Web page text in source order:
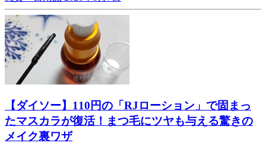
【ダイソー】110円の「RJローション」で固まっ
たマスカラが復活！まつ毛にツヤも与える驚きの
メイク裏ワザ